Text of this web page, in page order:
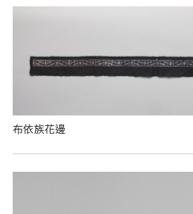
布依族花邊